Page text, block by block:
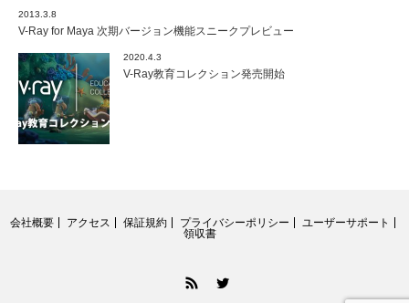
2013.3.8
V-Ray for Maya 次期バージョン機能スニークプレビュー
2020.4.3
V-Ray教育コレクション発売開始
会社概要 アクセス 保証規約 プライバシーポリシー
ユーザーサポート
領収書